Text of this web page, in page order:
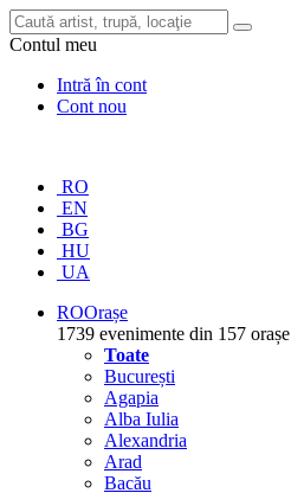
Contul meu
Intră în cont
Cont nou
RO
EN
BG
HU
UA
ROOrașe
1739 evenimente din 157 orașe
Toate
București
Agapia
Alba Iulia
Alexandria
Arad
Bacău